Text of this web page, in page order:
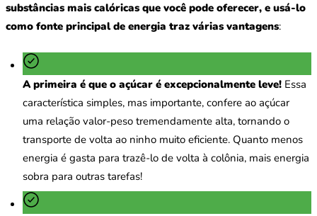
substâncias mais calóricas que você pode oferecer, e usá-lo
como fonte principal de energia traz várias vantagens:
A primeira é que o açúcar é excepcionalmente leve! Essa
característica simples, mas importante, confere ao açúcar
uma relação valor-peso tremendamente alta, tornando o
transporte de volta ao ninho muito eficiente. Quanto menos
energia é gasta para trazê-lo de volta à colônia, mais energia
sobra para outras tarefas!